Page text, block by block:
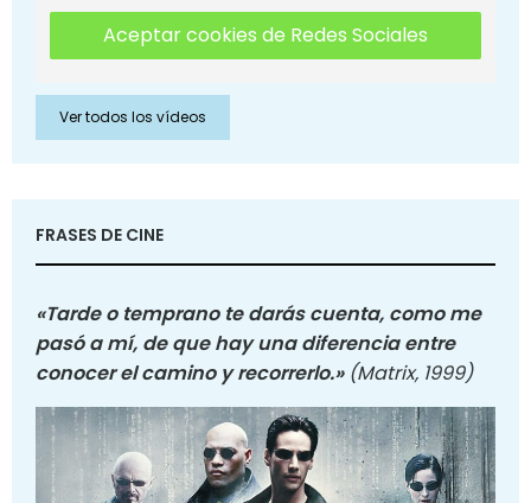
Aceptar cookies de Redes Sociales
Ver todos los vídeos
FRASES DE CINE
«Tarde o temprano te darás cuenta, como me
pasó a mí, de que hay una diferencia entre
conocer el camino y recorrerlo.» (Matrix, 1999)